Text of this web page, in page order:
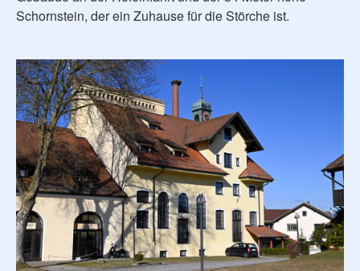
Schornstein, der ein Zuhause für die Störche ist.